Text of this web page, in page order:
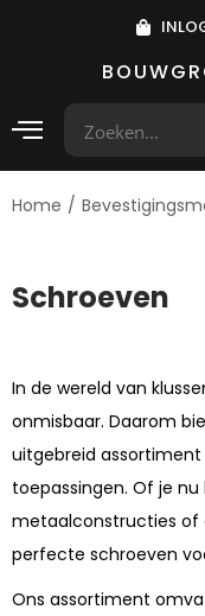
Home /
Schroeven
In de wereld van
onmisbaar. Daarom
uitgebreid
toepassingen. Of je
metaalconstructies of
perfecte schroeven
Ons assortiment